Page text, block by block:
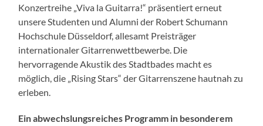
Konzertreihe „Viva la Guitarra!“ präsentiert erneut
unsere Studenten und Alumni der Robert Schumann
Hochschule Düsseldorf, allesamt Preisträger
internationaler Gitarrenwettbewerbe. Die
hervorragende Akustik des Stadtbades macht es
möglich, die „Rising Stars“ der Gitarrenszene hautnah zu
erleben.
Ein abwechslungsreiches Programm in besonderem